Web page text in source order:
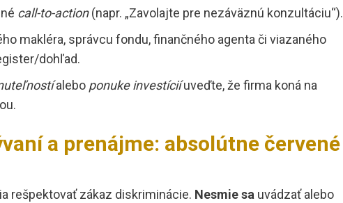
call-to-action(napr. „Zavolajte pre nezáväznú konzultáciu“).
makléra, správcu fondu, finančného agenta či viazaného
dohľad.
alebo ponuke investíciíuveďte, že firma koná na
a prenájme: absolútne červené
rešpektovať zákaz diskriminácie. Nesmie sa uvádzať alebo